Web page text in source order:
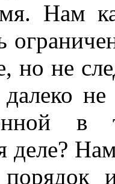
Нам
но не
далеко
в
деле?